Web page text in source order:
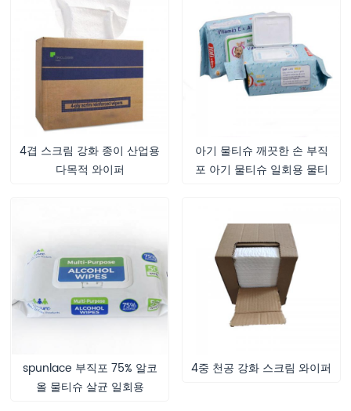
4겹 스크림 강화 종이 산업용
다목적 와이퍼
아기 물티슈 깨끗한 손 부직
포 아기 물티슈 일회용 물티
spunlace 부직포 75% 알코
올 물티슈 살균 일회용
4중 천공 강화 스크림 와이퍼